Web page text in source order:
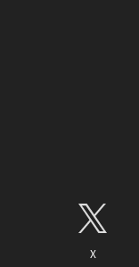
X